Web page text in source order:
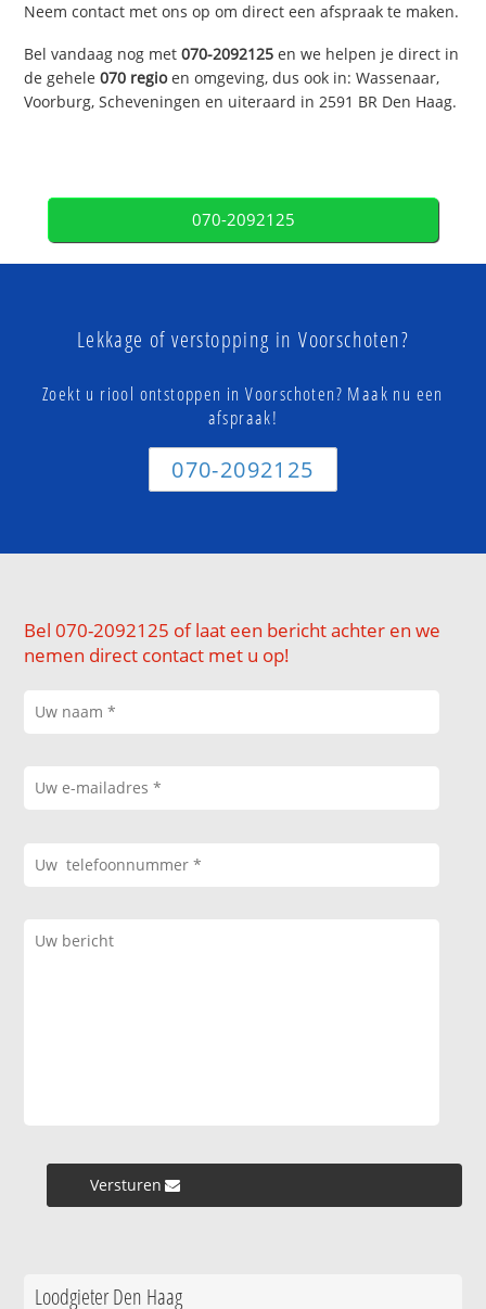
Neem contact met ons op om direct een afspraak te maken.
Bel vandaag nog met070-2092125 en we helpen je direct in
de gehele070 regioen omgeving, dus ook in: Wassenaar,
Voorburg, Scheveningen en uiteraard in 2591 BR Den Haag.
070-2092125
Lekkage of verstopping in Voorschoten?
Zoekt u riool ontstoppen in Voorschoten? Maak nu een
afspraak!
070-2092125
Bel 070-2092125 of laat een bericht achter en we
nemen direct contact met u op!
Versturen »
Loodgieter Den Haag